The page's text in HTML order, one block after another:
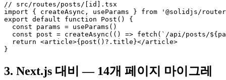
// src/routes/posts/[id].tsx
import { createAsync, useParams } from '@solidjs/
export default function Post() {
  const params = useParams()
const post = createAsync(() => fetch(`/api/posts/
  return <article>{post()?.title}</article>
}
3. Next.js 대비 — 14개 페이지 마이그레